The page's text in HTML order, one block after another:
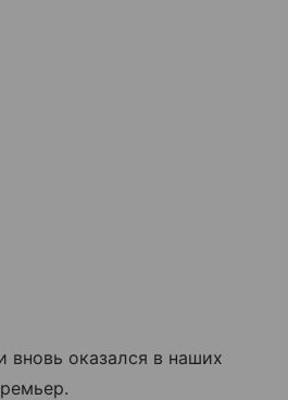
вновь оказался в наших